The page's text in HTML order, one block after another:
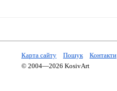
Карта сайту Пошук
Контакти
© 2004—2026 KosivArt